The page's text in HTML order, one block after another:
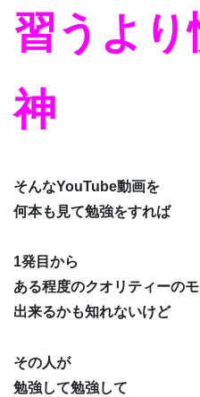
習うよ
神
そんなYouTube動画を
何本も見て勉強をすれば
1発目から
ある程度のクオリティーの
出来るかも知れないけど
その人が
勉強して勉強して